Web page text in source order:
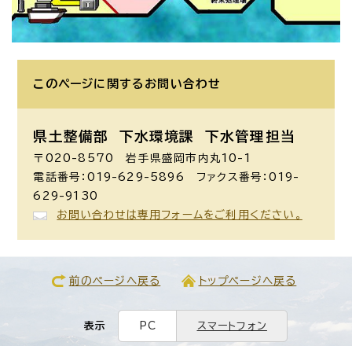
このページに関する お問い合わせ
県土整備部 下水環境課 下水管理担当
〒020-8570 岩手県盛岡市内丸10-1
電話番号：019-629-5896 ファクス番号：019-
629-9130
お問い合わせは専用フォームをご利用ください。
前のページへ戻る トップページへ戻る
表示 PC スマートフォン